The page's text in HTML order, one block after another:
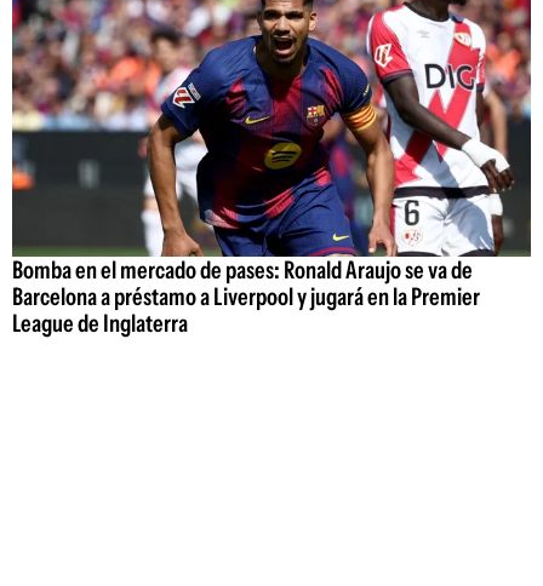
Bomba en el mercado de pases: Ronald Araujo se va de
Barcelona a préstamo a Liverpool y jugará en la Premier
League de Inglaterra